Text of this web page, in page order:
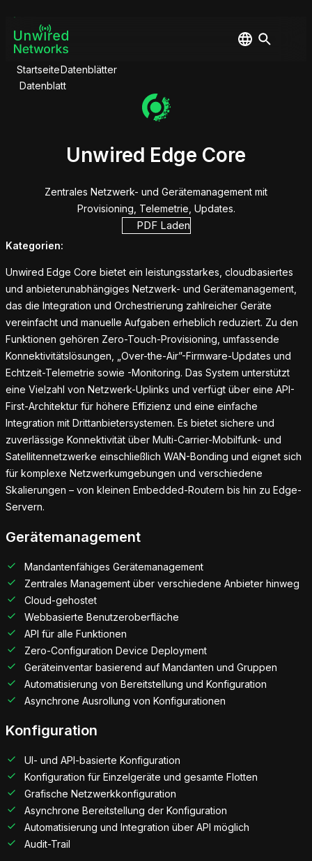
StartseiteDatenblätter
Datenblatt
Unwired Edge Core
Zentrales Netzwerk- und Gerätemanagement mit
Provisioning, Telemetrie, Updates.
PDF Laden
Kategorien:
Unwired Edge Core bietet ein leistungsstarkes, cloudbasiertes
und anbieterunabhängiges Netzwerk- und Gerätemanagement,
das die Integration und Orchestrierung zahlreicher Geräte
vereinfacht und manuelle Aufgaben erheblich reduziert. Zu den
Funktionen gehören Zero-Touch-Provisioning, umfassende
Konnektivitätslösungen, „Over-the-Air”-Firmware-Updates und
Echtzeit-Telemetrie sowie -Monitoring. Das System unterstützt
eine Vielzahl von Netzwerk-Uplinks und verfügt über eine API-
First-Architektur für höhere Effizienz und eine einfache
Integration mit Drittanbietersystemen. Es bietet sichere und
zuverlässige Konnektivität über Multi-Carrier-Mobilfunk- und
Satellitennetzwerke einschließlich WAN-Bonding und eignet sich
für komplexe Netzwerkumgebungen und verschiedene
Skalierungen – von kleinen Embedded-Routern bis hin zu Edge-
Servern.
Gerätemanagement
Mandantenfähiges Gerätemanagement
Zentrales Management über verschiedene Anbieter hinweg
Cloud-gehostet
Webbasierte Benutzeroberfläche
API für alle Funktionen
Zero-Configuration Device Deployment
Geräteinventar basierend auf Mandanten und Gruppen
Automatisierung von Bereitstellung und Konfiguration
Asynchrone Ausrollung von Konfigurationen
Konfiguration
UI- und API-basierte Konfiguration
Konfiguration für Einzelgeräte und gesamte Flotten
Grafische Netzwerkkonfiguration
Asynchrone Bereitstellung der Konfiguration
Automatisierung und Integration über API möglich
Audit-Trail